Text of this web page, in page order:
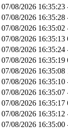
07/08/2026 16:35:23
07/08/2026 16:35:28
07/08/2026 16:35:02
07/08/2026 16:35:13
07/08/2026 16:35:24
07/08/2026 16:35:19
07/08/2026 16:35:08
07/08/2026 16:35:10
07/08/2026 16:35:07
07/08/2026 16:35:17
07/08/2026 16:35:12
07/08/2026 16:35:00